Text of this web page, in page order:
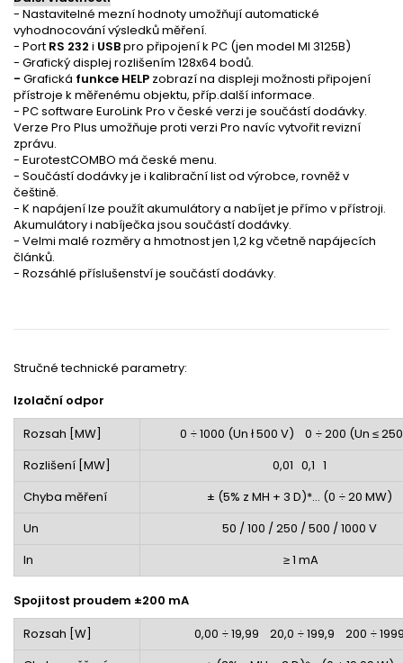
- Nastavitelné mezní hodnoty umožňují automatické
vyhodnocování výsledků měření.
- Port RS 232 i USBpro připojení k PC (jen model MI 3125B)
- Grafický displej rozlišením 128x64 bodů.
- Grafická funkce HELP zobrazí na displeji možnosti připojení
přístroje k měřenému objektu, příp.další informace.
- PC software EuroLink Pro v české verzi je součástí dodávky.
Verze Pro Plus umožňuje proti verzi Pro navíc vytvořit revizní
zprávu.
- EurotestCOMBO má české menu.
- Součástí dodávky je i kalibrační list od výrobce, rovněž v
češtině.
- K napájení lze použít akumulátory a nabíjet je přímo v přístroji.
Akumulátory i nabíječka jsou součástí dodávky.
- Velmi malé rozměry a hmotnost jen 1,2 kg včetně napájecích
článků.
- Rozsáhlé příslušenství je součástí dodávky.
Stručné technické parametry:
Izolační odpor
Rozsah [MW] 0 ÷ 1000 (Un ł500 V) 0 ÷ 200 (Un ≤
Rozlišení [MW]
0,01 0,1 1
Chyba měření
± (5% z MH + 3 D)*... (0 ÷ 20 MW)
Un
50 / 100 / 250 / 500 / 1000 V
In
≥ 1 mA
Spojitost proudem ±200 mA
Rozsah [W]
0,00 ÷ 19,99 20,0 ÷ 199,9 200 ÷